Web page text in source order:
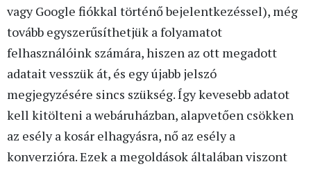
vagy Google fiókkal történő bejelentkezéssel), még
tovább egyszerűsíthetjük a folyamatot
felhasználóink számára, hiszen az ott megadott
adatait vesszük át, és egy újabb jelszó
megjegyzésére sincs szükség. Így kevesebb adatot
kell kitölteni a webáruházban, alapvetően csökken
az esély a kosár elhagyásra, nő az esély a
konverzióra. Ezek a megoldások általában viszont